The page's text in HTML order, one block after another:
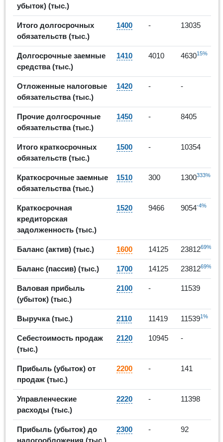
убыток) (тыс.)
Итого долгосрочных
обязательств (тыс.)
1400 - 13035
Долгосрочные заемные
средства (тыс.)
1410 4010 463015%
Отложенные налоговые
обязательства (тыс.)
1420 - -
Прочие долгосрочные
обязательства (тыс.)
1450 - 8405
Итого краткосрочных
обязательств (тыс.)
1500 - 10354
Краткосрочные заемные
обязательства (тыс.)
1510 300 1300333%
Краткосрочная
кредиторская
задолженность (тыс.)
1520 9466 9054-4%
Баланс (актив) (тыс.) 1600 14125 2381269%
Баланс (пассив) (тыс.) 1700 14125 2381269%
Валовая прибыль
(убыток) (тыс.)
2100 - 11539
Выручка (тыс.) 2110 11419 115391%
Себестоимость продаж
(тыс.)
2120 10945 -
Прибыль (убыток) от
продаж (тыс.)
2200 - 141
Управленческие
расходы (тыс.)
2220 - 11398
Прибыль (убыток) до
налогообложения (тыс.)
2300 - 92